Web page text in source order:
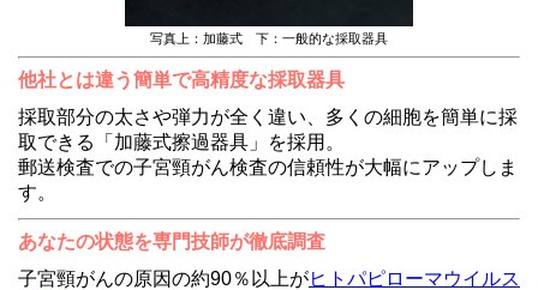
写真上：加藤式 下：一般的な採取器具
他社とは違う簡単で高精度な採取器具
採取部分の太さや弾力が全く違い、多くの細胞を簡単に採
取できる「加藤式擦過器具」を採用。
郵送検査での子宮頸がん検査の信頼性が大幅にアップしま
す。
あなたの状態を専門技師が徹底調査
子宮頸がんの原因の約90％以上がヒトパピローマウイルス